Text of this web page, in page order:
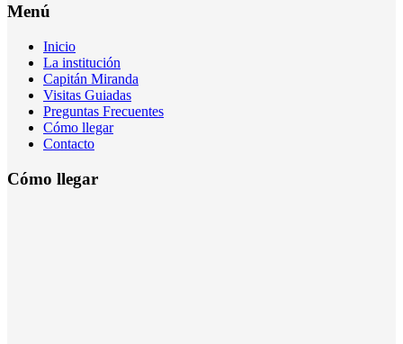
Menú
Inicio
La institución
Capitán Miranda
Visitas Guiadas
Preguntas Frecuentes
Cómo llegar
Contacto
Cómo llegar